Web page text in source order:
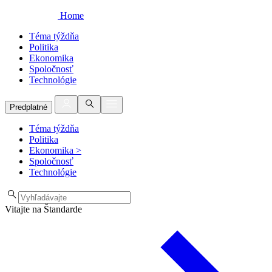
Home
Téma týždňa
Politika
Ekonomika
Spoločnosť
Technológie
Predplatné
Téma týždňa
Politika
Ekonomika >
Spoločnosť
Technológie
Vitajte na Štandarde